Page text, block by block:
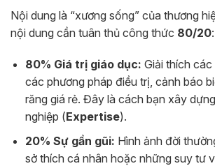
Nội dung là “xương sống” của thương
nội dung cần tuân thủ công thức 80/20:
80% Giá trị giáo dục: Giải thích các
các phương pháp điều trị, cảnh báo
răng giá rẻ. Đây là cách bạn xây
nghiệp (Expertise).
20% Sự gần gũi: Hình ảnh đời
sở thích cá nhân hoặc những suy tư